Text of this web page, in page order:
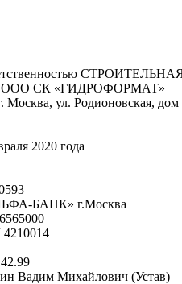
ООО СК «ГИДРОФОРМАТ»
Москва, ул. Родионовская, дом
2020 года
БАНК» г.Москва
4210014
Вадим Михайлович (Устав)